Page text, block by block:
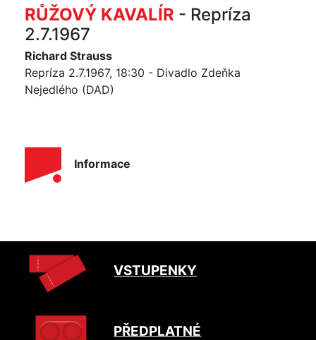
RŮŽOVÝ KAVALÍR - Repríza
2.7.1967
Richard Strauss
Repríza 2.7.1967, 18:30 - Divadlo Zdeňka
Nejedlého (DAD)
Informace
VSTUPENKY
PŘEDPLATNÉ